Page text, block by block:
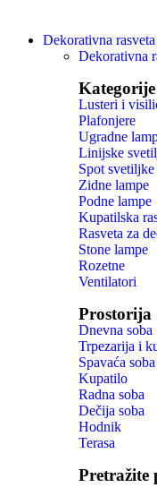
Dekorativna rasveta
Dekorativna
Kategorije
Lusteri i
Plafonjere
Ugradne
Linijske
Spot svetiljke
Zidne lampe
Podne lampe
Kupatilska
Rasveta za
Stone lampe
Rozetne
Ventilatori
Prostorija
Dnevna soba
Trpezarija i
Spavaća soba
Kupatilo
Radna soba
Dečija soba
Hodnik
Terasa
Pretražite